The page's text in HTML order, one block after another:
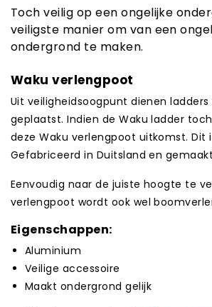
Toch veilig op een ongelijke
veiligste manier om van een
ondergrond te maken.
Waku verlengpoot
Uit veiligheidsoogpunt dienen
geplaatst. Indien de Waku ladder
deze Waku verlengpoot uitkomst.
Gefabriceerd in Duitsland en
Eenvoudig naar de juiste hoogte te
verlengpoot wordt ook wel
Eigenschappen:
Aluminium
Veilige accessoire
Maakt ondergrond gelijk